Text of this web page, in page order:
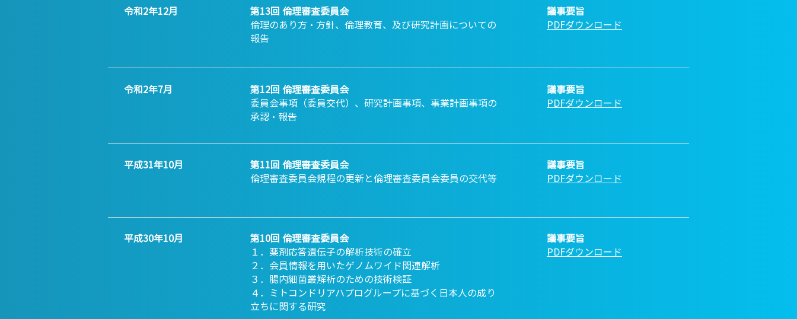
令和2年12月
第13回 倫理審査委員会
倫理のあり方・方針、倫理教育、及び研究計画についての
報告
議事要旨
PDFダウンロード
令和2年7月
第12回 倫理審査委員会
委員会事項（委員交代）、研究計画事項、事業計画事項の
承認・報告
議事要旨
PDFダウンロード
平成31年10月
第11回 倫理審査委員会
倫理審査委員会規程の更新と倫理審査委員会委員の交代等
議事要旨
PDFダウンロード
平成30年10月
第10回 倫理審査委員会
１．薬剤応答遺伝子の解析技術の確立
２．会員情報を用いたゲノムワイド関連解析
３．腸内細菌叢解析のための技術検証
４．ミトコンドリアハプログループに基づく日本人の成り
立ちに関する研究
議事要旨
PDFダウンロード